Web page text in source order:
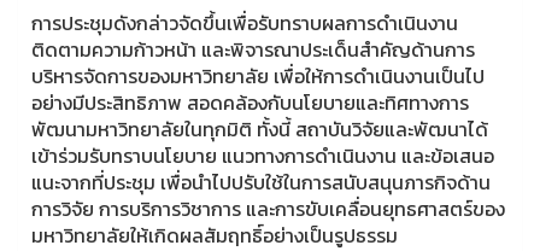
การประชุมดังกล่าวจัดขึ้นเพื่อรับทราบผลการดำเนินงาน
ติดตามความก้าวหน้า และพิจารณาประเด็นสำคัญด้านการ
บริหารจัดการของมหาวิทยาลัย เพื่อให้การดำเนินงานเป็นไป
อย่างมีประสิทธิภาพ สอดคล้องกับนโยบายและทิศทางการ
พัฒนามหาวิทยาลัยในทุกมิติ ทั้งนี้ สถาบันวิจัยและพัฒนาได้
เข้าร่วมรับทราบนโยบาย แนวทางการดำเนินงาน และข้อเสนอ
แนะจากที่ประชุม เพื่อนำไปปรับใช้ในการสนับสนุนภารกิจด้าน
การวิจัย การบริการวิชาการ และการขับเคลื่อนยุทธศาสตร์ของ
มหาวิทยาลัยให้เกิดผลสัมฤทธิ์อย่างเป็นรูปธรรม